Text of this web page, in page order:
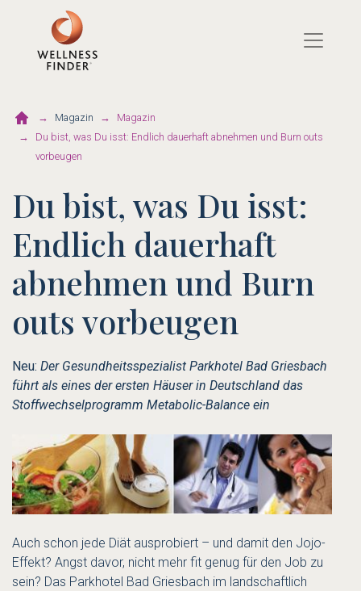
Magazin
Magazin
Du bist, was Du isst: Endlich dauerhaft abnehmen und Burn outs
vorbeugen
Du bist, was Du isst:
Endlich dauerhaft
abnehmen und Burn
outs vorbeugen
Neu: Der Gesundheitsspezialist Parkhotel Bad Griesbach
führt als eines der ersten Häuser in Deutschland das
Stoffwechselprogramm Metabolic-Balance ein
Auch schon jede Diät ausprobiert – und damit den Jojo-
Effekt? Angst davor, nicht mehr fit genug für den Job zu
sein? Das Parkhotel Bad Griesbach im landschaftlich